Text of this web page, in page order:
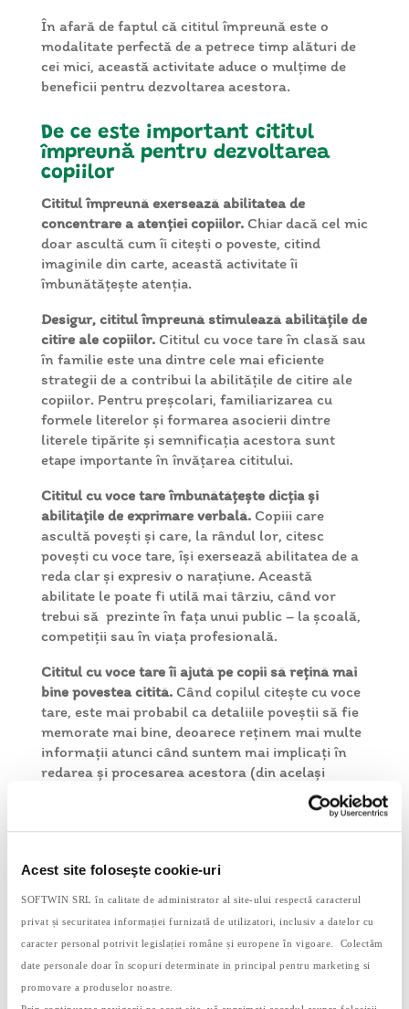
Acest site foloseşte cookie-uri
SOFTWIN SRL în calitate de administrator al site-ului respectă caracterul
privat și securitatea informației furnizată de utilizatori, inclusiv a datelor cu
caracter personal potrivit legislației române și europene în vigoare. Colectăm
date personale doar în scopuri determinate in principal pentru marketing si
promovare a produselor noastre.
În afară de faptul că cititul împreună este o
modalitate perfectă de a petrece timp alături de
cei mici, această activitate aduce o mulțime de
beneficii pentru dezvoltarea acestora.
De ce este important cititul
împreună pentru dezvoltarea
copiilor
Cititul împreună exersează abilitatea de
concentrare a atenției copiilor.Chiar dacă cel mic
doar ascultă cum îi citești o poveste, citind
imaginile din carte, această activitate îi
îmbunătățește atenția.
Desigur, cititul împreună stimulează abilitățile de
citire ale copiilor.Cititul cu voce tare în clasă sau
în familie este una dintre cele mai eficiente
strategii de a contribui la abilitățile de citire ale
copiilor. Pentru preșcolari, familiarizarea cu
formele literelor și formarea asocierii dintre
literele tipărite și semnificația acestora sunt
etape importante în învățarea cititului.
Cititul cu voce tare îmbunătățește dicția și
abilitățile de exprimare verbală.Copiii care
ascultă povești și care, la rândul lor, citesc
povești cu voce tare, își exersează abilitatea de a
reda clar și expresiv o narațiune. Această
abilitate le poate fi utilă mai târziu, când vor
trebui să prezinte în fața unui public – la școală,
competiții sau în viața profesională.
Cititul cu voce tare îi ajută pe copii să rețină mai
bine povestea citită. Când copilul citește cu voce
tare, este mai probabil ca detaliile poveștii să fie
memorate mai bine, deoarece reținem mai multe
informații atunci când suntem mai implicați în
redarea și procesarea acestora (din același
motiv, reținem mai bine informațiile pe care le
lectură.Copiii cărora li se citesc povești din
rândul lor atunci când cresc.
Cititul împreună, în familie, vă aduce mai aproape
din punct de vedere emoțional.Toate activitățile
realizate împreună cu copilul tău contribuie la
sentimentul lui de apartenență, iubire și